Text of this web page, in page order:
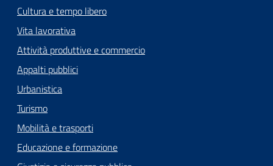
Cultura e tempo libero
Vita lavorativa
Attività produttive e commercio
Appalti pubblici
Urbanistica
Turismo
Mobilità e trasporti
Educazione e formazione